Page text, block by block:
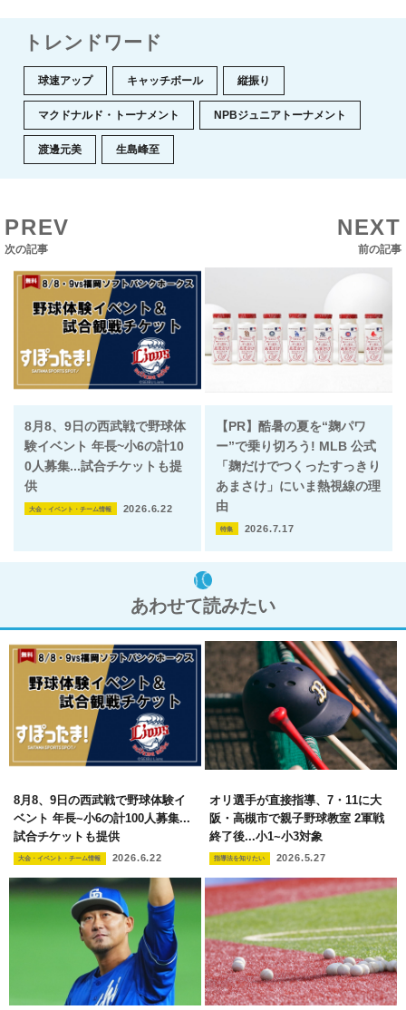
トレンドワード
球速アップ キャッチボール 縦振り
マクドナルド・トーナメント NPBジュニアトーナメント
渡邊元美 生島峰至
PREV
次の記事
NEXT
前の記事
8月8、9日の西武戦で野球体
験イベント 年長~小6の計10
0人募集...試合チケットも提
供
大会・イベント・チーム情報 2026.6.22
【PR】酷暑の夏を“麹パワ
ー”で乗り切ろう! MLB 公式
「麹だけでつくったすっきり
あまさけ」にいま熱視線の理
由
特集 2026.7.17
あわせて読みたい
8月8、9日の西武戦で野球体験イ
ベント 年長~小6の計100人募集...
試合チケットも提供
大会・イベント・チーム情報 2026.6.22
オリ選手が直接指導、7・11に大
阪・高槻市で親子野球教室 2軍戦
終了後...小1~小3対象
指導法を知りたい 2026.5.27